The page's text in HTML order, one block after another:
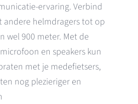
ervaring. Verbind
andere helmdragers tot op
wel 900 meter. Met de
en speakers kun
met je medefietsers,
nog plezieriger en